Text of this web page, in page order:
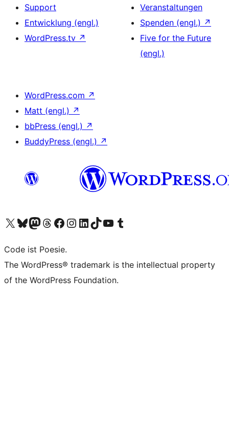
Support
Entwicklung (engl.)
WordPress.tv ↗
Veranstaltungen
Spenden (engl.) ↗
Five for the Future
(engl.)
WordPress.com ↗
Matt (engl.) ↗
bbPress (engl.) ↗
BuddyPress (engl.) ↗
Das X-Konto (früher Twitter) von WordPress.org besuchen
Das Bluesky-Konto von WordPress.org besuchen
Das Mastodon-Konto von WordPress.org besuchen
Das Threads-Konto von WordPress.org besuchen
Die Facebook-Seite von WordPress.org besuchen
Das Instagram-Konto von WordPress.org besuchen
Das LinkedIn-Konto von WordPress.org besuchen
Das TikTok-Konto von WordPress.org besuchen
Den YouTube-Kanal von WordPress.org besuchen
Das Tumblr-Konto von WordPress.org besuchen
Code ist Poesie.
The WordPress® trademark is the intellectual property
of the WordPress Foundation.